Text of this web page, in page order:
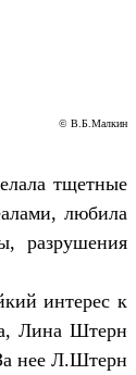
© В.Б.Mалкин
тщетные
любила
разрушения
интерес к
Лина Штерн
нее Л.Штерн